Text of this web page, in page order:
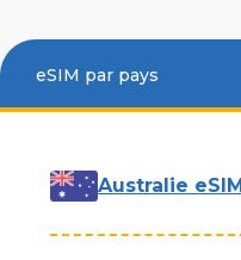
eSIM par pays
Australie eSIM